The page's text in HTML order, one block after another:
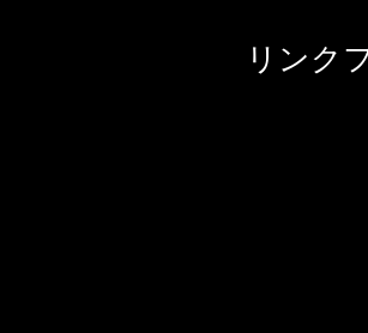
リンク